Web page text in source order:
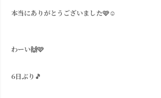
本当にありがとうございました🩷☺️
わーい🙌🩷
6日ぶり🎵